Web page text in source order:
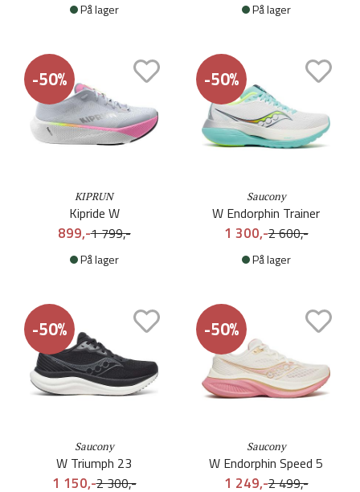
På lager På lager
-50%
KIPRUN
Kipride W
1 799,-
899,-
På lager
-50%
Saucony
W Endorphin Trainer
2 600,-
1 300,-
På lager
-50%
Saucony
W Triumph 23
2 300,-
1 150,-
-50%
Saucony
W Endorphin Speed 5
2 499,-
1 249,-